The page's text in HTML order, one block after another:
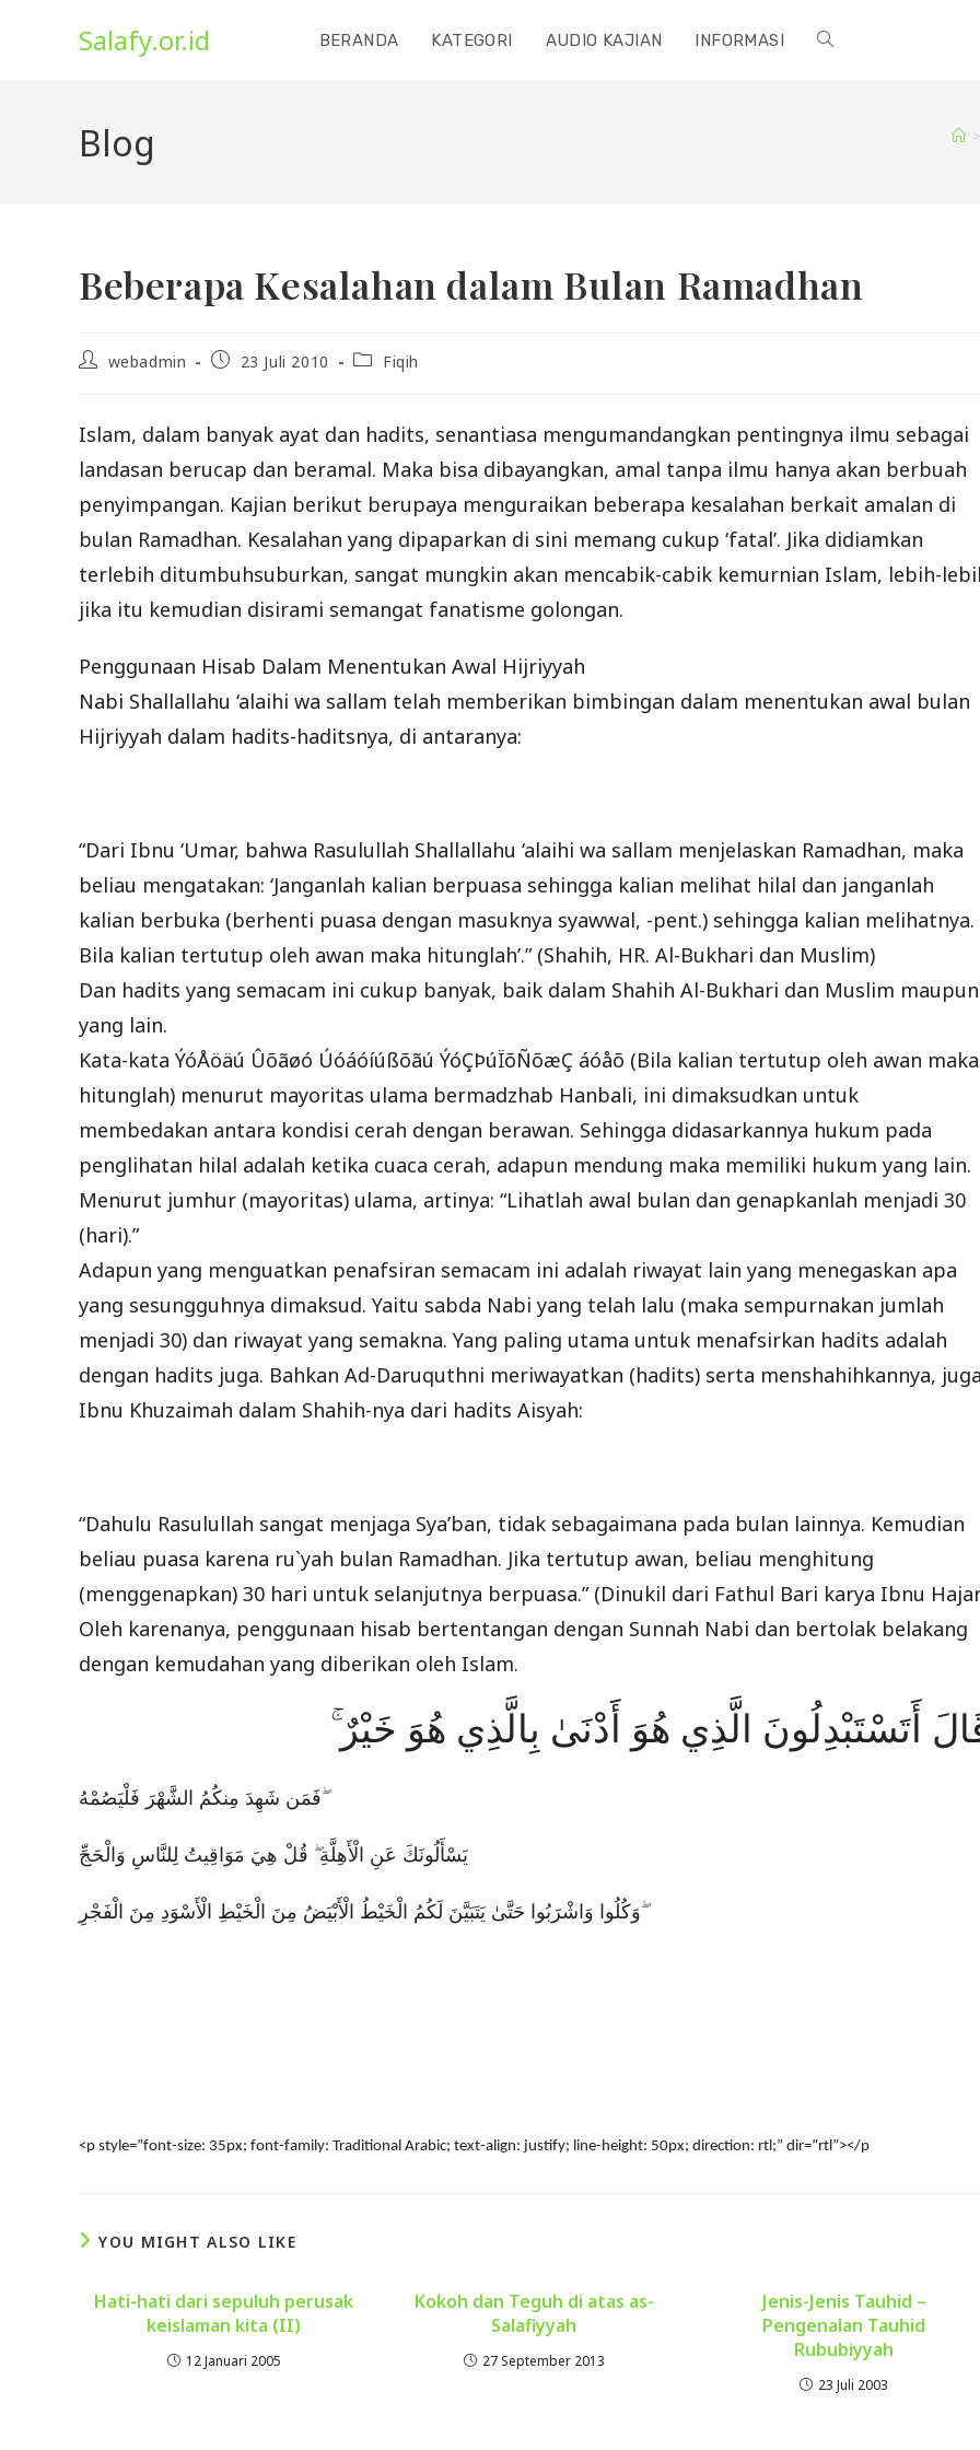
Salafy.or.id BERANDA KATEGORI AUDIO KAJIAN INFORMASI TOGGLE
Blog >
Beberapa Kesalahan dalam Bulan Ramadhan
Postwebadmin
Post23 Juli 2010
PostFiqih
Islam, dalam banyak ayat dan hadits, senantiasa mengumandangkan pentingnya ilmu sebagai
landasan berucap dan beramal. Maka bisa dibayangkan, amal tanpa ilmu hanya akan berbuah
penyimpangan. Kajian berikut berupaya menguraikan beberapa kesalahan berkait amalan di
bulan Ramadhan. Kesalahan yang dipaparkan di sini memang cukup ‘fatal’. Jika didiamkan
terlebih ditumbuhsuburkan, sangat mungkin akan mencabik-cabik kemurnian Islam, lebih-
jika itu kemudian disirami semangat fanatisme golongan.
Penggunaan Hisab Dalam Menentukan Awal Hijriyyah
Nabi Shallallahu ‘alaihi wa sallam telah memberikan bimbingan dalam menentukan awal bulan
Hijriyyah dalam hadits-haditsnya, di antaranya:
“Dari Ibnu ‘Umar, bahwa Rasulullah Shallallahu ‘alaihi wa sallam menjelaskan Ramadhan, maka
beliau mengatakan: ‘Janganlah kalian berpuasa sehingga kalian melihat hilal dan janganlah
kalian berbuka (berhenti puasa dengan masuknya syawwal, -pent.) sehingga kalian melihatnya.
Bila kalian tertutup oleh awan maka hitunglah’.” (Shahih, HR. Al-Bukhari dan Muslim)
Dan hadits yang semacam ini cukup banyak, baik dalam Shahih Al-Bukhari dan Muslim maupun
yang lain.
Kata-kata ÝóÅöäú Ûõãøó Úóáóíúßõãú ÝóÇÞúÏõÑõæÇ áóåõ (Bila kalian tertutup oleh awan maka
hitunglah) menurut mayoritas ulama bermadzhab Hanbali, ini dimaksudkan untuk
membedakan antara kondisi cerah dengan berawan. Sehingga didasarkannya hukum pada
penglihatan hilal adalah ketika cuaca cerah, adapun mendung maka memiliki hukum yang lain.
Menurut jumhur (mayoritas) ulama, artinya: “Lihatlah awal bulan dan genapkanlah menjadi 30
(hari).”
Adapun yang menguatkan penafsiran semacam ini adalah riwayat lain yang menegaskan apa
yang sesungguhnya dimaksud. Yaitu sabda Nabi yang telah lalu (maka sempurnakan jumlah
menjadi 30) dan riwayat yang semakna. Yang paling utama untuk menafsirkan hadits adalah
dengan hadits juga. Bahkan Ad-Daruquthni meriwayatkan (hadits) serta menshahihkannya,
Ibnu Khuzaimah dalam Shahih-nya dari hadits Aisyah:
“Dahulu Rasulullah sangat menjaga Sya’ban, tidak sebagaimana pada bulan lainnya. Kemudian
beliau puasa karena ru`yah bulan Ramadhan. Jika tertutup awan, beliau menghitung
(menggenapkan) 30 hari untuk selanjutnya berpuasa.” (Dinukil dari Fathul Bari karya Ibnu
Oleh karenanya, penggunaan hisab bertentangan dengan Sunnah Nabi dan bertolak belakang
dengan kemudahan yang diberikan oleh Islam.
أَتَسْتَبْدِلُونَ الَّذِي هُوَ أَدْنَىٰ بِالَّذِي هُوَ خَيْرٌ
فَمَن شَهِدَ مِنكُمُ الشَّهْرَ فَلْيَصُمْهُ ۖ
يَسْأَلُونَكَ عَنِ الْأَهِلَّةِ ۖ قُلْ هِيَ مَوَاقِيتُ لِلنَّاسِ وَالْحَجِّ
وَكُلُوا وَاشْرَبُوا حَتَّىٰ يَتَبَيَّنَ لَكُمُ الْخَيْطُ الْأَبْيَضُ مِنَ الْخَيْطِ الْأَسْوَدِ مِنَ الْفَجْرِ ۖ
<p style=”font-size: 35px; font-family: Traditional Arabic; text-align: justify; line-height: 50px; direction: rtl;” dir=”rtl”></p
YOU MIGHT ALSO LIKE
Hati-hati dari sepuluh perusak
keislaman kita (II)
12 Januari 2005
Kokoh dan Teguh di atas as-
Salafiyyah
27 September 2013
Jenis-Jenis Tauhid –
Pengenalan Tauhid
Rububiyyah
23 Juli 2003